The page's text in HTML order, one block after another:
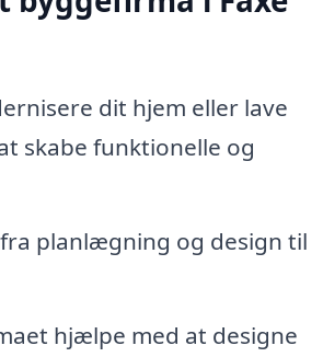
dit hjem eller lave
skabe funktionelle og
planlægning og design til
hjælpe med at designe